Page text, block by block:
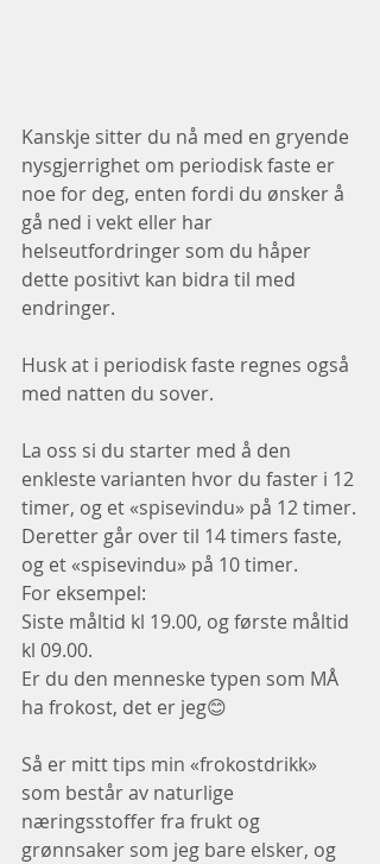
Kanskje sitter du nå med en gryende
nysgjerrighet om periodisk faste er
noe for deg, enten fordi du ønsker å
gå ned i vekt eller har
helseutfordringer som du håper
dette positivt kan bidra til med
endringer.
Husk at i periodisk faste regnes også
med natten du sover.
La oss si du starter med å den
enkleste varianten hvor du faster i 12
timer, og et «spisevindu» på 12 timer.
Deretter går over til 14 timers faste,
og et «spisevindu» på 10 timer.
For eksempel:
Siste måltid kl 19.00, og første måltid
kl 09.00.
Er du den menneske typen som MÅ
ha frokost, det er jeg😊
Så er mitt tips min «frokostdrikk»
som består av naturlige
næringsstoffer fra frukt og
grønnsaker som jeg bare elsker, og